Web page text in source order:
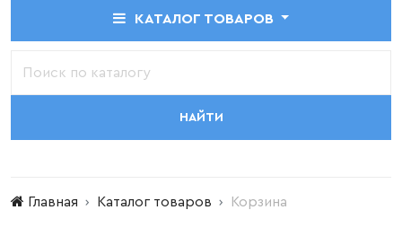
КАТАЛОГ ТОВАРОВ
НАЙТИ
Главная Каталог товаров Корзина